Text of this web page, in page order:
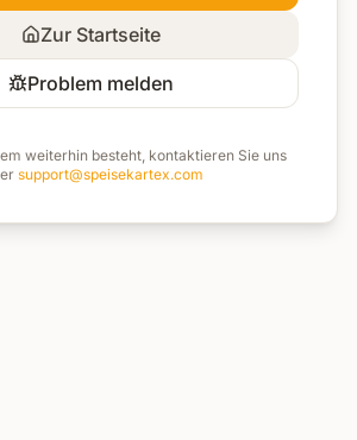
Zur Startseite
Problem melden
weiterhin besteht, kontaktieren Sie uns
support@speisekartex.com